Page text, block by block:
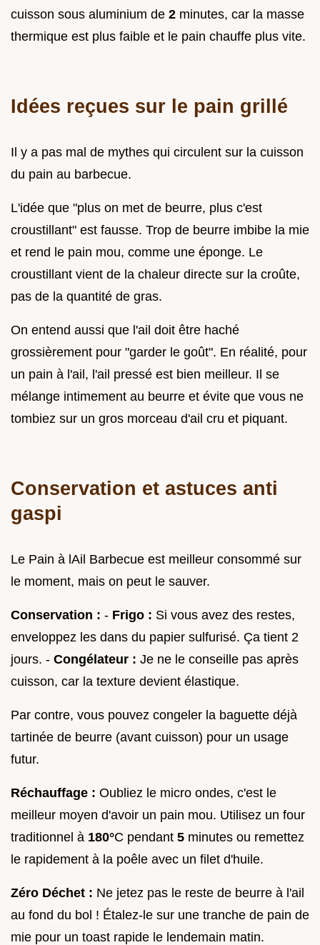
cuisson sous aluminium de 2 minutes, car la masse
thermique est plus faible et le pain chauffe plus vite.
Idées reçues sur le pain grillé
Il y a pas mal de mythes qui circulent sur la cuisson
du pain au barbecue.
L'idée que "plus on met de beurre, plus c'est
croustillant" est fausse. Trop de beurre imbibe la mie
et rend le pain mou, comme une éponge. Le
croustillant vient de la chaleur directe sur la croûte,
pas de la quantité de gras.
On entend aussi que l'ail doit être haché
grossièrement pour "garder le goût". En réalité, pour
un pain à l'ail, l'ail pressé est bien meilleur. Il se
mélange intimement au beurre et évite que vous ne
tombiez sur un gros morceau d'ail cru et piquant.
Conservation et astuces anti
gaspi
Le Pain à lAil Barbecue est meilleur consommé sur
le moment, mais on peut le sauver.
Conservation : - Frigo : Si vous avez des restes,
enveloppez les dans du papier sulfurisé. Ça tient 2
jours. - Congélateur : Je ne le conseille pas après
cuisson, car la texture devient élastique.
Par contre, vous pouvez congeler la baguette déjà
tartinée de beurre (avant cuisson) pour un usage
futur.
Réchauffage : Oubliez le micro ondes, c'est le
meilleur moyen d'avoir un pain mou. Utilisez un four
traditionnel à 180°C pendant 5 minutes ou remettez
le rapidement à la poêle avec un filet d'huile.
Zéro Déchet : Ne jetez pas le reste de beurre à l'ail
au fond du bol ! Étalez-le sur une tranche de pain de
mie pour un toast rapide le lendemain matin.